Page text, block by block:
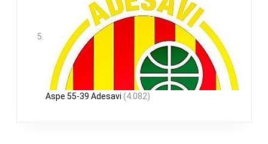
Aspe 55-39 Adesavi (4.082)